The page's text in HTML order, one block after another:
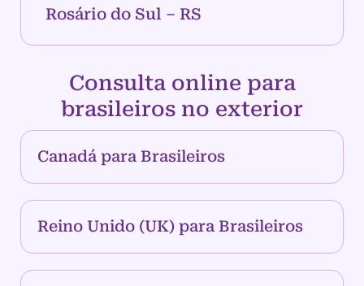
Rosário do Sul – RS
Consulta online para
brasileiros no exterior
Canadá para Brasileiros
Reino Unido (UK) para Brasileiros